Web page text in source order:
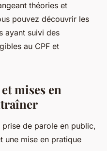
théories et
pouvez découvrir les
ayant suivi des
au CPF et
mises en
de parole en public,
une mise en pratique